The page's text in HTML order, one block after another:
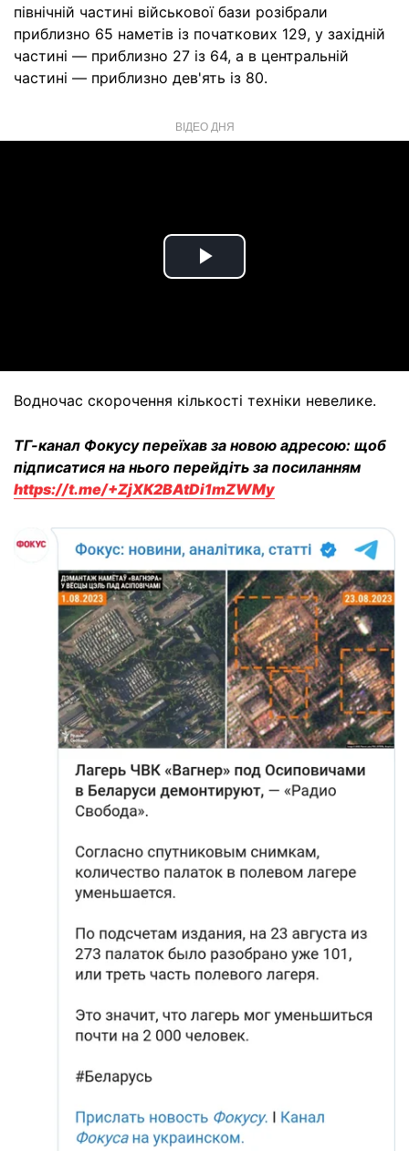
північній частині військової бази розібрали
приблизно 65 наметів із початкових 129, у західній
частині — приблизно 27 із 64, а в центральній
частині — приблизно дев'ять із 80.
ВІДЕО ДНЯ
Play
Водночас скорочення кількості техніки невелике.
ТГ-канал Фокусу переїхав за новою адресою: щоб
підписатися на нього перейдіть за посиланням
https://t.me/+ZjXK2BAtDi1mZWMy